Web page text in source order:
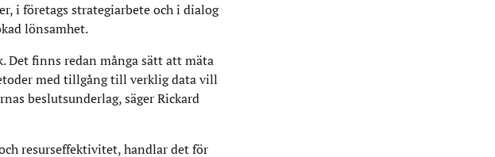
i företags strategiarbete och i dialog
lönsamhet.
Det finns redan många sätt att mäta
med tillgång till verklig data vill
beslutsunderlag, säger Rickard
resurseffektivitet, handlar det för